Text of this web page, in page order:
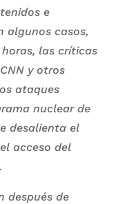
e
algunos casos,
las críticas
y otros
ataques
nuclear de
desalienta el
acceso del
después de